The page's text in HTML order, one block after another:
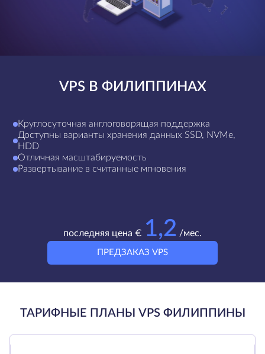
VPS В ФИЛИППИНАХ
Круглосуточная англоговорящая поддержка
Доступны варианты хранения данных SSD, NVMe,
HDD
Отличная масштабируемость
Развертывание в считанные мгновения
последняя цена € 1,2 /мес.
ПРЕДЗАКАЗ VPS
ТАРИФНЫЕ ПЛАНЫ VPS ФИЛИППИНЫ